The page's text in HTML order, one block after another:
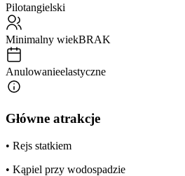
Pilotangielski
Minimalny wiekBRAK
Anulowanieelastyczne
Główne atrakcje
• Rejs statkiem
• Kąpiel przy wodospadzie